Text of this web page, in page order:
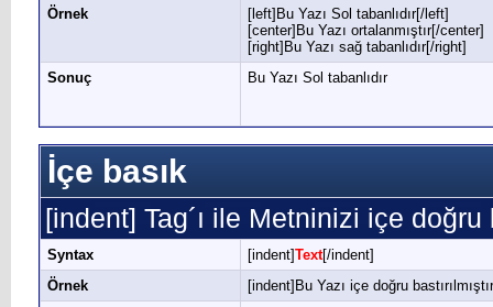
Örnek
[left]Bu Yazı Sol tabanlıdır[/left]
[center]Bu Yazı ortalanmıştır[/center]
[right]Bu Yazı sağ tabanlıdır[/right]
Sonuç
Bu Yazı Sol tabanlıdır
İçe basık
[indent] Tag´ı ile Metninizi içe
Syntax [indent]Text[/indent]
Örnek
[indent]Bu Yazı içe doğru